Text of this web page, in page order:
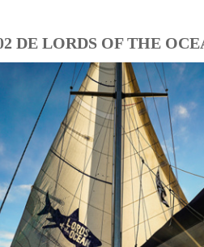
DE LORDS OF THE